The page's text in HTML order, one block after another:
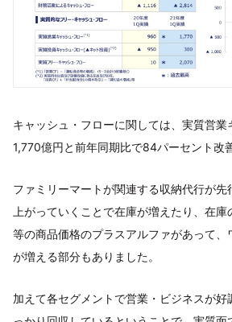
キャッシュ・フローに関しては、実質営
1,770億円と前年同期比で84パーセント改
ファミリーマートが関連する収納代行が
上がっていくことで在庫が増えたり、在庫
等の商品価格のプラスアルファがあって、
が増える部分もありました。
加えて各セグメントで営業・ビジネスが好